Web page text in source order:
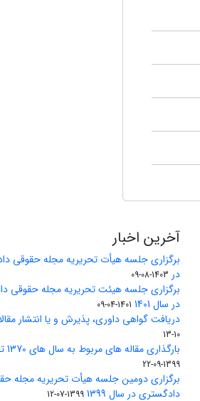
آخرین اخبار
برگزاری جلسه هیأت تحریریه مجله حقوقی
در 1403-08-09
برگزاری جلسه هیئت تحریریه مجله حقوقی
در سال 1401
1401-04-09
دریافت گواهی داوری، پذیرش و یا انتشار
10-13
بارگذاری مقاله های مربوط به سال های 1370 تا 1385
1399-09-22
برگزاری دومین جلسه هیأت تحریریه مجله
دادگستری در سال 1399
1399-07-12